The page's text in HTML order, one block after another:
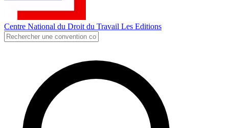
Centre National du Droit du Travail Les Editions